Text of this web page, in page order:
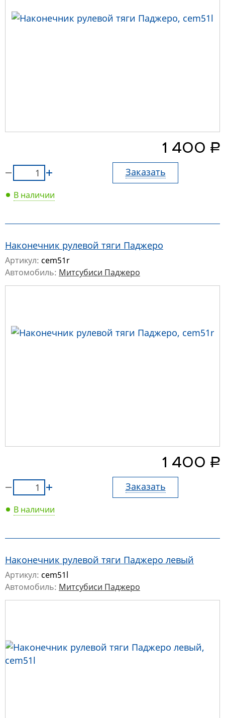
1 400 руб.
Заказать
В наличии
Наконечник рулевой тяги Паджеро
Артикул: cem51r
Автомобиль: Митсубиси Паджеро
1 400 руб.
Заказать
В наличии
Наконечник рулевой тяги Паджеро левый
Артикул: cem51l
Автомобиль: Митсубиси Паджеро